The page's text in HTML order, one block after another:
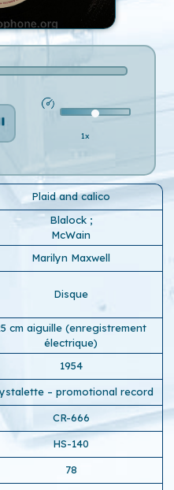
1x
Plaid and calico
Blalock ;
McWain
Marilyn Maxwell
Disque
cm aiguille (enregistrement
électrique)
1954
– promotional record
CR-666
HS-140
78